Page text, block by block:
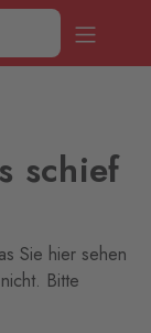
schief
Sie hier sehen
Bitte